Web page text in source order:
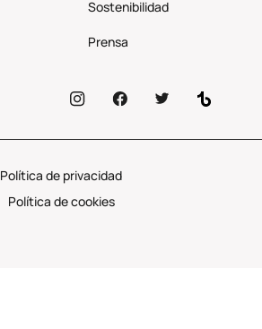
Sostenibilidad
Prensa
Política de privacidad
Política de cookies